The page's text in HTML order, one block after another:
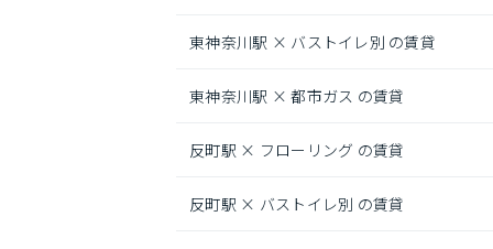
東神奈川駅 × バストイレ別 の賃貸
東神奈川駅 × 都市ガス の賃貸
反町駅 × フローリング の賃貸
反町駅 × バストイレ別 の賃貸